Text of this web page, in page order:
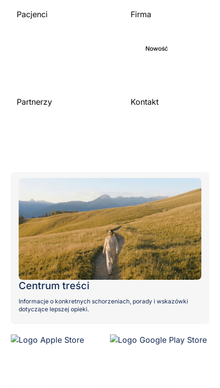
Pacjenci
Firma
Nowość
Partnerzy
Kontakt
Centrum treści
Informacje o konkretnych schorzeniach, porady i wskazówki
dotyczące lepszej opieki.